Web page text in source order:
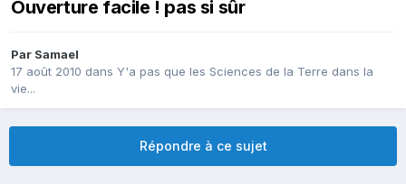
Ouverture facile ! pas si sûr
Par Samael
17 août 2010 dans Y'a pas que les Sciences de la Terre dans la
vie...
Répondre à ce sujet